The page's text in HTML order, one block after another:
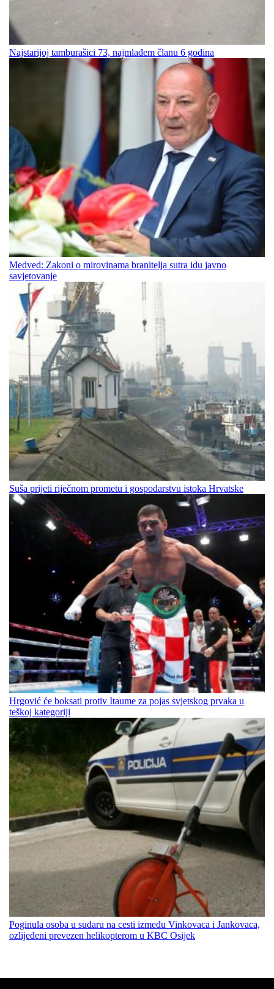
Najstarijoj tamburašici 73, najmlađem članu 6 godina
Medved: Zakoni o mirovinama branitelja sutra idu javno
savjetovanje
Suša prijeti riječnom prometu i gospodarstvu istoka Hrvatske
Hrgović će boksati protiv Itaume za pojas svjetskog prvaka u
teškoj kategoriji
Poginula osoba u sudaru na cesti između Vinkovaca i Jankovaca,
ozlijeđeni prevezen helikopterom u KBC Osijek